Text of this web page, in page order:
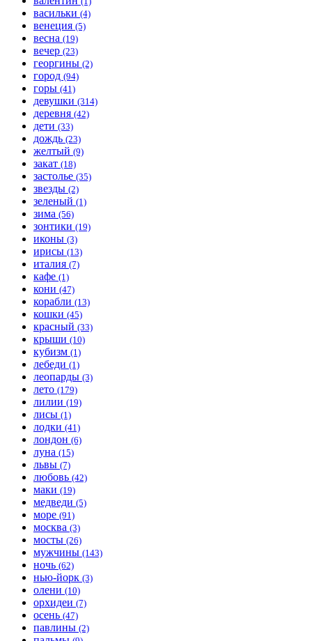
васильки (4)
венеция (5)
весна (19)
вечер (23)
георгины (2)
город (94)
горы (41)
девушки (314)
деревня (42)
дети (33)
дождь (23)
желтый (9)
закат (18)
застолье (35)
звезды (2)
зеленый (1)
зима (56)
зонтики (19)
иконы (3)
ирисы (13)
италия (7)
кафе (1)
кони (47)
корабли (13)
кошки (45)
красный (33)
крыши (10)
кубизм (1)
лебеди (1)
леопарды (3)
лето (179)
лилии (19)
лисы (1)
лодки (41)
лондон (6)
луна (15)
львы (7)
любовь (42)
маки (19)
медведи (5)
море (91)
москва (3)
мосты (26)
мужчины (143)
ночь (62)
нью-йорк (3)
олени (10)
орхидеи (7)
осень (47)
павлины (2)